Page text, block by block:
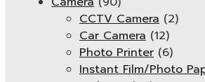
CCTV Camera (2)
Car Camera (12)
Photo Printer (6)
Instant Film/Photo